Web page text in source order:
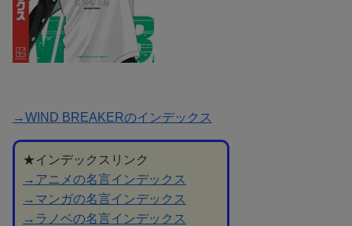
→WIND BREAKERのインデックス
★インデックスリンク
→アニメの名言インデックス
→マンガの名言インデックス
→ラノベの名言インデックス